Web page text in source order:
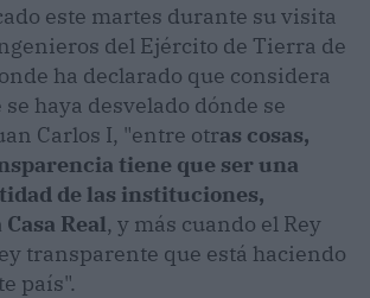
este martes durante su visita
del Ejército de Tierra de
ha declarado que considera
haya desvelado dónde se
Carlos I, "entre otras cosas,
tiene que ser una
de las instituciones,
Real, y más cuando el Rey
transparente que está haciendo
país".